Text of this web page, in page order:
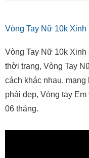
Vòng Tay Nữ 10k Xinh
Vòng Tay Nữ 10k
thời trang, Vòng Tay
cách khác nhau,
phái đẹp, Vòng tay
06 tháng.